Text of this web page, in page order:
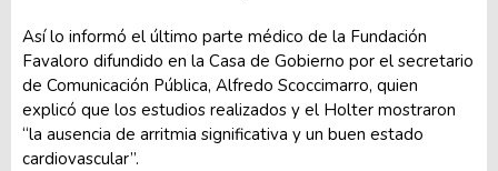
Así lo informó el último parte médico de la Fundación
Favaloro difundido en la Casa de Gobierno por el secretario
de Comunicación Pública, Alfredo Scoccimarro, quien
explicó que los estudios realizados y el Holter mostraron
“la ausencia de arritmia significativa y un buen estado
cardiovascular”.